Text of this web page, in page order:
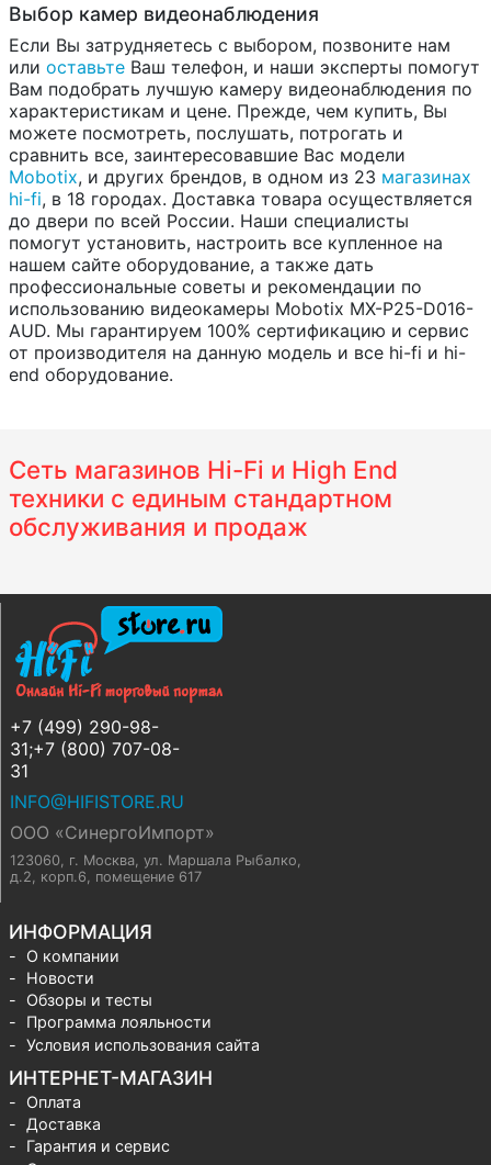
Выбор камер видеонаблюдения
Если Вы затрудняетесь с выбором, позвоните нам
или оставьте Ваш телефон, и наши эксперты помогут
Вам подобрать лучшую камеру видеонаблюдения по
характеристикам и цене. Прежде, чем купить, Вы
можете посмотреть, послушать, потрогать и
сравнить все, заинтересовавшие Вас модели
Mobotix, и других брендов, в одном из 23 магазинах
hi-fi, в 18 городах. Доставка товара осуществляется
до двери по всей России. Наши специалисты
помогут установить, настроить все купленное на
нашем сайте оборудование, а также дать
профессиональные советы и рекомендации по
использованию видеокамеры Mobotix MX-P25-D016-
AUD. Мы гарантируем 100% сертификацию и сервис
от производителя на данную модель и все hi-fi и hi-
end оборудование.
Сеть магазинов Hi-Fi и High End
техники с единым стандартном
обслуживания и продаж
+7 (499) 290-98-
31;+7 (800) 707-08-
31
INFO@HIFISTORE.RU
ООО «СинергоИмпорт»
123060, г. Москва ул. Маршала Рыбалко,
д.2, корп.6, помещение 617
ИНФОРМАЦИЯ
О компании
Новости
Обзоры и тесты
Программа лояльности
Условия использования сайта
ИНТЕРНЕТ-МАГАЗИН
Оплата
Доставка
Гарантия и сервис